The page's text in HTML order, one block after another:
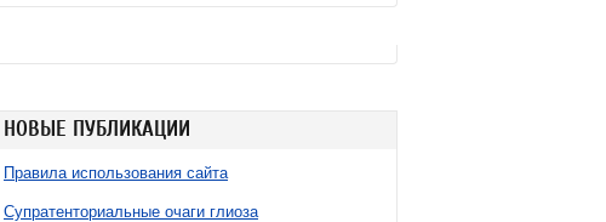
НОВЫЕ ПУБЛИКАЦИИ
Правила использования сайта
Супратенториальные очаги глиоза